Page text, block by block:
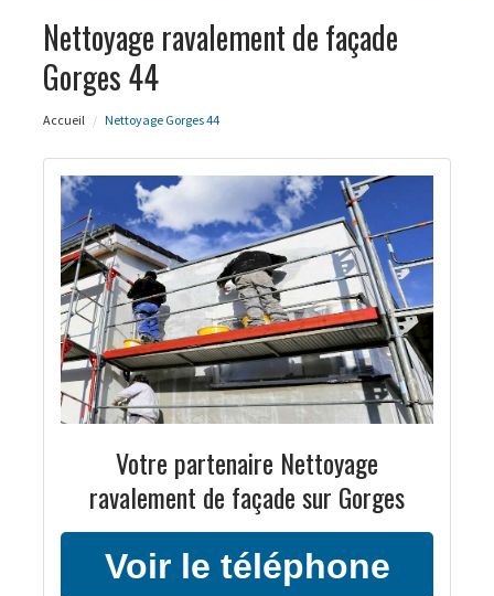
Nettoyage ravalement de façade
Gorges 44
Accueil Nettoyage Gorges 44
Votre partenaire Nettoyage
ravalement de façade sur Gorges